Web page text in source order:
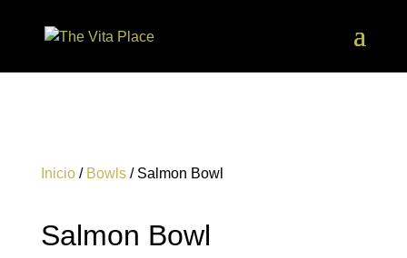
Inicio/ Bowls/ Salmon Bowl
Salmon Bowl